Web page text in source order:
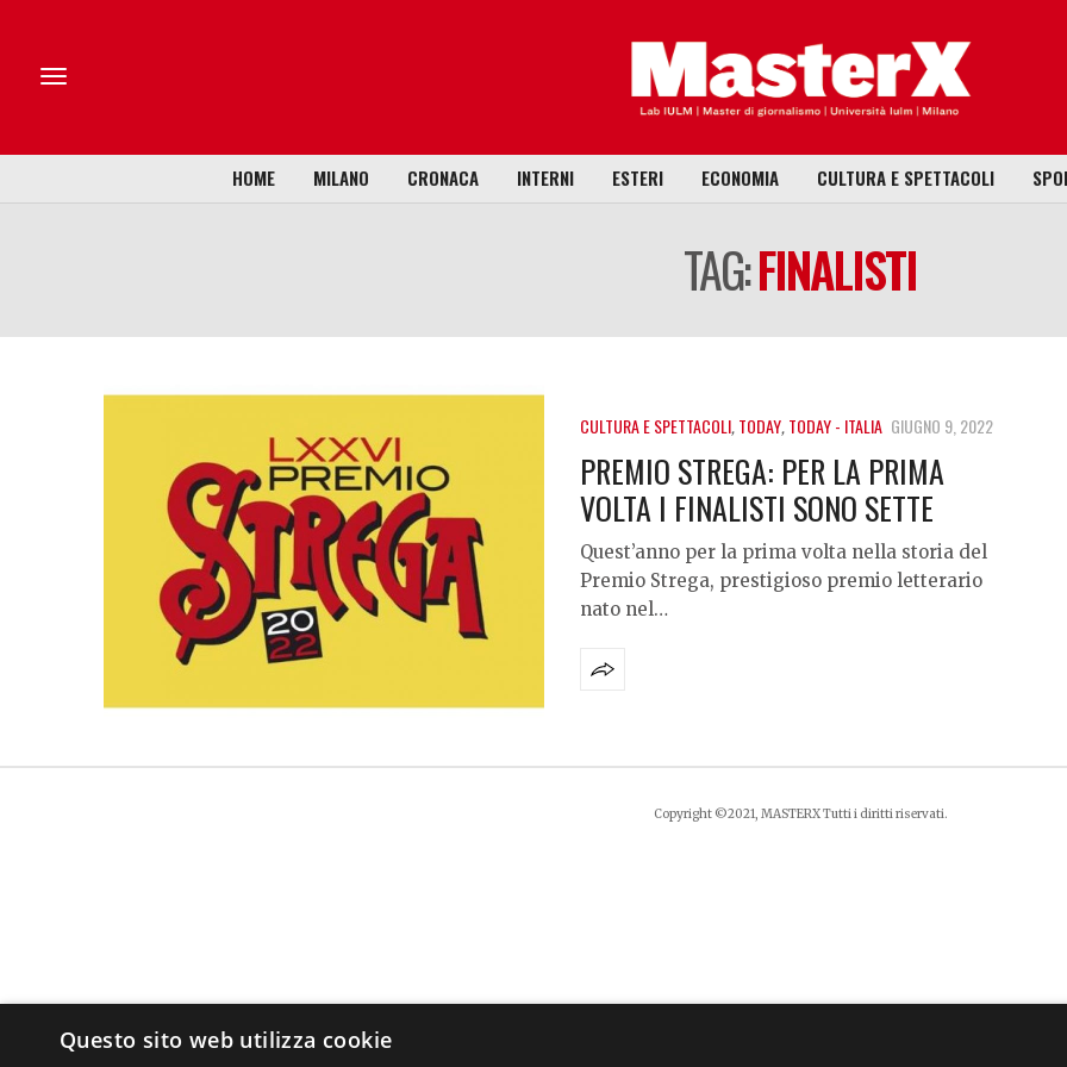
HOME MILANO CRONACA INTERNI ESTERI ECONOMIA CULTURA E SPETTACOLI
TAG:FINALISTI
CULTURA E SPETTACOLI,TODAY,TODAY - ITALIA GIUGNO 9, 2022
PREMIO STREGA: PER LA PRIMA
VOLTA I FINALISTI SONO SETTE
Quest’anno per la prima volta nella storia del
Premio Strega, prestigioso premio letterario
nato nel…
Copyright ©2021, MASTERX Tutti i diritti riservati.
Questo sito web utilizza cookie